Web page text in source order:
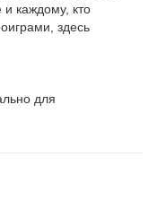
и каждому, кто
здесь
для